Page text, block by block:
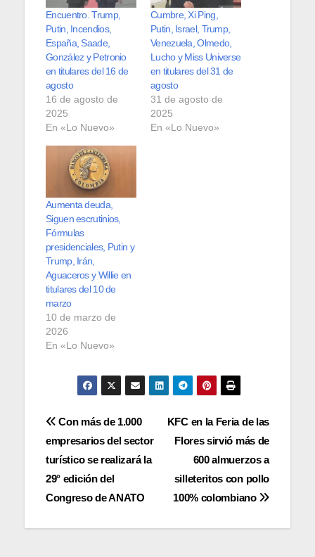
Encuentro. Trump,
Putin, Incendios,
España, Saade,
González y Petronio
en titulares del 16 de
agosto
16 de agosto de
2025
En «Lo Nuevo»
Cumbre, Xi Ping,
Putin, Israel, Trump,
Venezuela, Olmedo,
Lucho y Miss Universe
en titulares del 31 de
agosto
31 de agosto de
2025
En «Lo Nuevo»
Aumenta deuda,
Siguen escrutinios,
Fórmulas
presidenciales, Putin y
Trump, Irán,
Aguaceros y Willie en
titulares del 10 de
marzo
10 de marzo de
2026
En «Lo Nuevo»
Navegación
de
entradas
KFC en la Feria de las
Flores sirvió más de
600 almuerzos a
silleteritos con pollo
100% colombiano
Con más de 1.000
empresarios del sector
turístico se realizará la
29° edición del
Congreso de ANATO